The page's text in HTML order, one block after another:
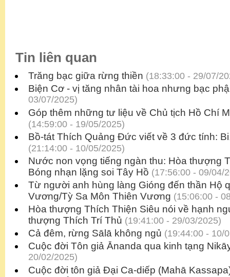
Tin liên quan
Trăng bạc giữa rừng thiền (18:33:00 - 29/07/
Biện Cơ - vị tăng nhân tài hoa nhưng bạc
03/07/2025)
Góp thêm những tư liệu về Chủ tịch Hồ Chí
(14:59:00 - 19/05/2025)
Bồ-tát Thích Quảng Đức viết về 3 đức tính:
(21:14:00 - 10/05/2025)
Nước non vọng tiếng ngàn thu: Hòa thượng
Bóng nhạn lặng soi Tây Hồ (17:56:00 - 09/04/
Từ người anh hùng làng Gióng đến thần Hộ
Vương/Tỳ Sa Môn Thiên Vương (15:06:00 -
Hòa thượng Thích Thiện Siêu nói về hạnh
thượng Thích Trí Thủ (19:41:00 - 29/03/2025)
Cả đêm, rừng Sālā không ngủ (19:44:00 - 10/
Cuộc đời Tôn giả Ānanda qua kinh tạng
20/02/2025)
Cuộc đời tôn giả Đại Ca-diếp (Mahā